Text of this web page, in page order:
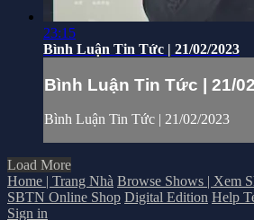
23:15
Bình Luận Tin Tức | 21/02/2023
Bình Luận Tin Tức | 21/
Bình Luận Tin Tức | 21/02/2023
Load More
Home | Trang Nhà Browse Shows | Xem
SBTN Online Shop Digital Edition Help
Sign in